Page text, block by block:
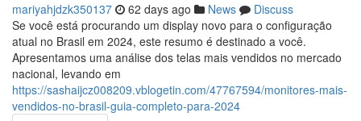
mariyahjdzk350137 62 days ago News
Discuss
Se você está procurando um display novo para o configuração
atual no Brasil em 2024, este resumo é destinado a você.
Apresentamos uma análise dos telas mais vendidos no mercado
nacional, levando em
https://sashaijcz008209.vblogetin.com/47767594/monitores-mais-
vendidos-no-brasil-guia-completo-para-2024